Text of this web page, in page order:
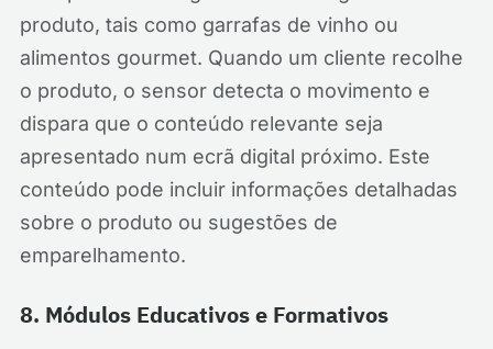
produto, tais como garrafas de vinho ou
alimentos gourmet. Quando um cliente recolhe
o produto, o sensor detecta o movimento e
dispara que o conteúdo relevante seja
apresentado num ecrã digital próximo. Este
conteúdo pode incluir informações detalhadas
sobre o produto ou sugestões de
emparelhamento.
8. Módulos Educativos e Formativos